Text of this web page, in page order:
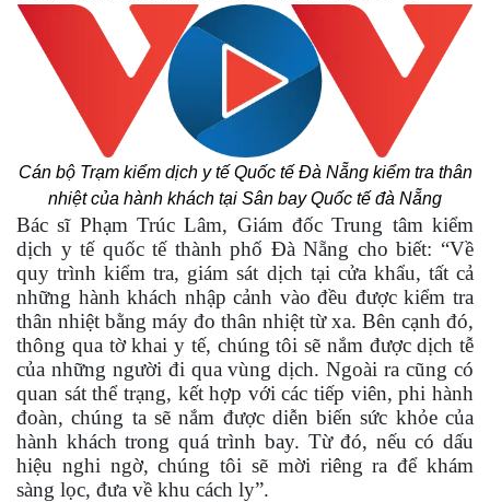
Cán bộ Trạm kiểm dịch y tế Quốc tế Đà Nẵng kiểm tra thân
nhiệt của hành khách tại Sân bay Quốc tế đà Nẵng
Bác sĩ Phạm Trúc Lâm, Giám đốc Trung tâm kiểm
dịch y tế quốc tế thành phố Đà Nẵng cho biết: “Về
quy trình kiểm tra, giám sát dịch tại cửa khẩu, tất cả
những hành khách nhập cảnh vào đều được kiểm tra
thân nhiệt bằng máy đo thân nhiệt từ xa. Bên cạnh đó,
thông qua tờ khai y tế, chúng tôi sẽ nắm được dịch tễ
của những người đi qua vùng dịch. Ngoài ra cũng có
quan sát thể trạng, kết hợp với các tiếp viên, phi hành
đoàn, chúng ta sẽ nắm được diễn biến sức khỏe của
hành khách trong quá trình bay. Từ đó, nếu có dấu
hiệu nghi ngờ, chúng tôi sẽ mời riêng ra để khám
sàng lọc, đưa về khu cách ly”.